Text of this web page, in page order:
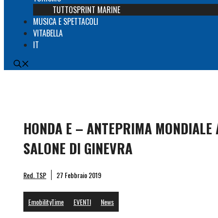
TUTTOSPRINT MARINE
MUSICA E SPETTACOLI
VITABELLA
IT
HONDA E – ANTEPRIMA MONDIALE
SALONE DI GINEVRA
Red. TSP 27 Febbraio 2019
EmobilityTime EVENTI News